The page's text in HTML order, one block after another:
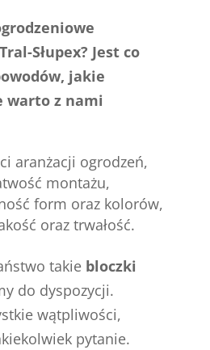
Słupex? Jest co
jakie
warto z nami
aranżacji ogrodzeń,
montażu,
form oraz kolorów,
oraz trwałość.
takie bloczki
do dyspozycji.
wątpliwości,
pytanie.